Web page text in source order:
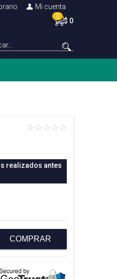
Mi cuenta
0
$ 0
realizados antes
COMPRAR